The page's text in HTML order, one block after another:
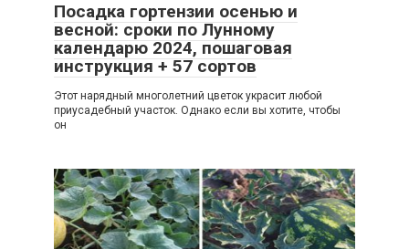
Посадка гортензии осенью и
весной: сроки по Лунному
календарю 2024, пошаговая
инструкция + 57 сортов
Этот нарядный многолетний цветок украсит любой
приусадебный участок. Однако если вы хотите, чтобы
он